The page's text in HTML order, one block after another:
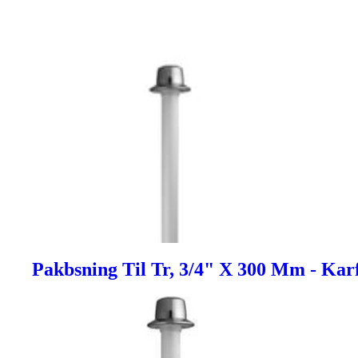
Pakbsning Til Tr, 3/4" X 300 Mm -